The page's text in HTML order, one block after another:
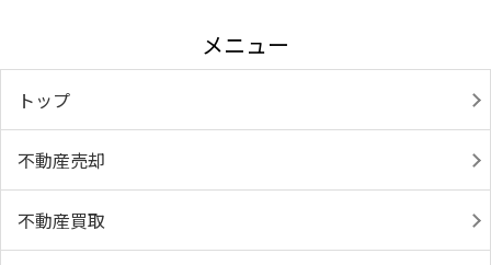
メニュー
トップ
不動産売却
不動産買取